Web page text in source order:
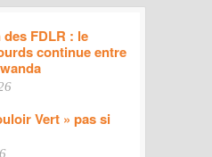
FDLR : le
continue entre
Vert » pas si